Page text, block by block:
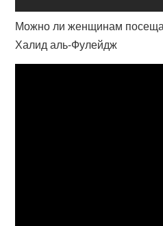
Можно ли женщинам
Халид аль-Фулейдж